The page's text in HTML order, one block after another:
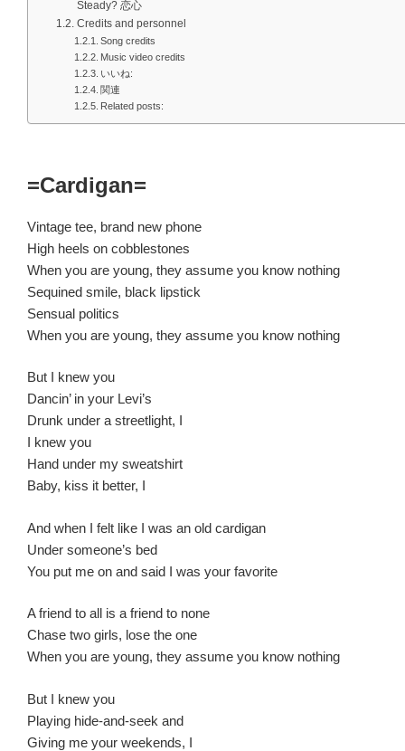
Steady? 恋心
Credits and personnel
Song credits
Music video credits
いいね:
関連
Related posts:
=Cardigan=
Vintage tee, brand new phone
High heels on cobblestones
When you are young, they assume you know nothing
Sequined smile, black lipstick
Sensual politics
When you are young, they assume you know nothing
But I knew you
Dancin’ in your Levi’s
Drunk under a streetlight, I
I knew you
Hand under my sweatshirt
Baby, kiss it better, I
And when I felt like I was an old cardigan
Under someone’s bed
You put me on and said I was your favorite
A friend to all is a friend to none
Chase two girls, lose the one
When you are young, they assume you know nothing
But I knew you
Playing hide-and-seek and
Giving me your weekends, I